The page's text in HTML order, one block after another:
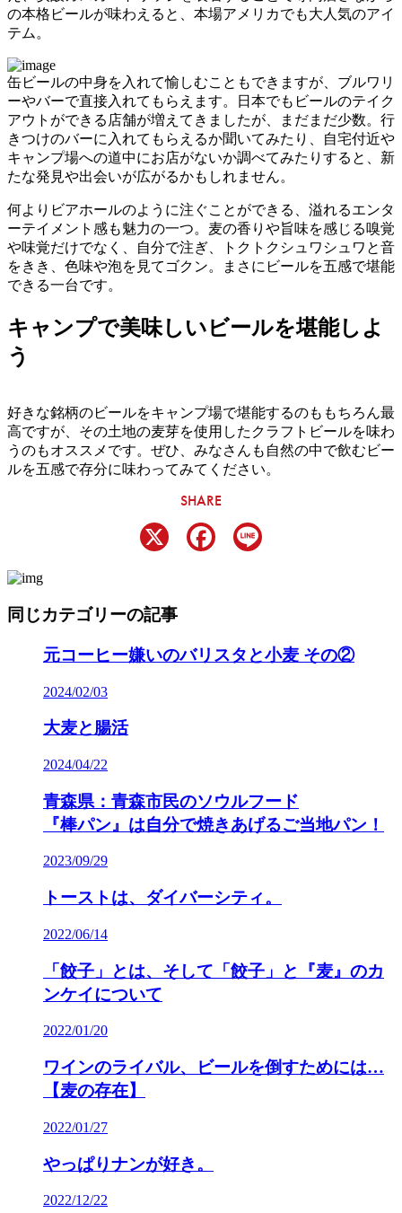
の本格ビールが味わえると、本場アメリカでも大人気のアイ
テム。
缶ビールの中身を入れて愉しむこともできますが、ブルワリ
ーやバーで直接入れてもらえます。日本でもビールのテイク
アウトができる店舗が増えてきましたが、まだまだ少数。行
きつけのバーに入れてもらえるか聞いてみたり、自宅付近や
キャンプ場への道中にお店がないか調べてみたりすると、新
たな発見や出会いが広がるかもしれません。
何よりビアホールのように注ぐことができる、溢れるエンタ
ーテイメント感も魅力の一つ。麦の香りや旨味を感じる嗅覚
や味覚だけでなく、自分で注ぎ、トクトクシュワシュワと音
をきき、色味や泡を見てゴクン。まさにビールを五感で堪能
できる一台です。
キャンプで美味しいビールを堪能しよ
う
好きな銘柄のビールをキャンプ場で堪能するのももちろん最
高ですが、その土地の麦芽を使用したクラフトビールを味わ
うのもオススメです。ぜひ、みなさんも自然の中で飲むビー
ルを五感で存分に味わってみてください。
SHARE
X Facebook
同じカテゴリーの記事
元コーヒー嫌いのバリスタと小麦 その②
2024/02/03
大麦と腸活
2024/04/22
青森県：青森市民のソウルフード
『棒パン』は自分で焼きあげるご当地パン！
2023/09/29
トーストは、ダイバーシティ。
2022/06/14
「餃子」とは、そして「餃子」と『麦』のカ
ンケイについて
2022/01/20
ワインのライバル、ビールを倒すためには…
【麦の存在】
2022/01/27
やっぱりナンが好き。
2022/12/22